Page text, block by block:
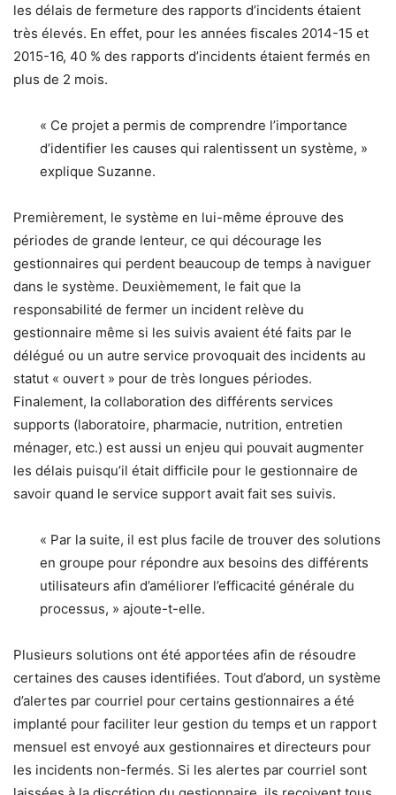
les délais de fermeture des rapports d’incidents étaient
très élevés. En effet, pour les années fiscales 2014-15 et
2015-16, 40 % des rapports d’incidents étaient fermés en
plus de 2 mois.
« Ce projet a permis de comprendre l’importance
d’identifier les causes qui ralentissent un système, »
explique Suzanne.
Premièrement, le système en lui-même éprouve des
périodes de grande lenteur, ce qui décourage les
gestionnaires qui perdent beaucoup de temps à naviguer
dans le système. Deuxièmement, le fait que la
responsabilité de fermer un incident relève du
gestionnaire même si les suivis avaient été faits par le
délégué ou un autre service provoquait des incidents au
statut « ouvert » pour de très longues périodes.
Finalement, la collaboration des différents services
supports (laboratoire, pharmacie, nutrition, entretien
ménager, etc.) est aussi un enjeu qui pouvait augmenter
les délais puisqu’il était difficile pour le gestionnaire de
savoir quand le service support avait fait ses suivis.
« Par la suite, il est plus facile de trouver des solutions
en groupe pour répondre aux besoins des différents
utilisateurs afin d’améliorer l’efficacité générale du
processus, » ajoute-t-elle.
Plusieurs solutions ont été apportées afin de résoudre
certaines des causes identifiées. Tout d’abord, un système
d’alertes par courriel pour certains gestionnaires a été
implanté pour faciliter leur gestion du temps et un rapport
mensuel est envoyé aux gestionnaires et directeurs pour
les incidents non-fermés. Si les alertes par courriel sont